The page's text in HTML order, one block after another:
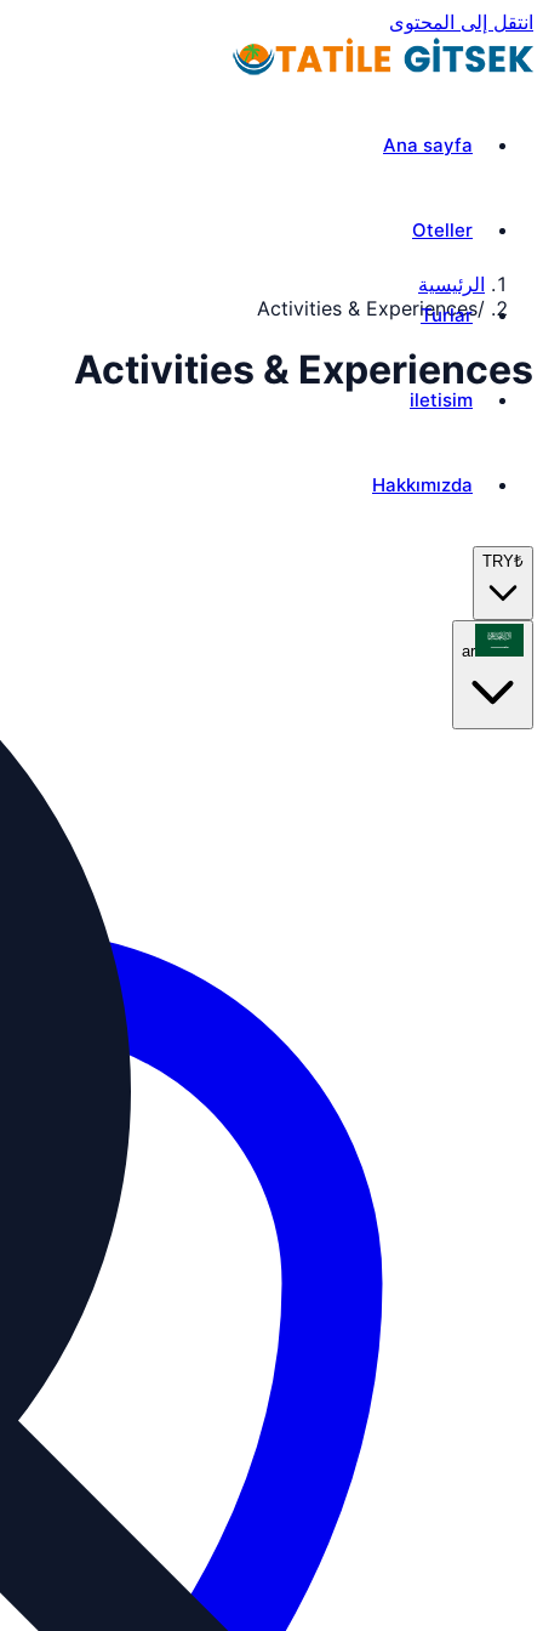
انتقل إلى المحتوى
Ana sayfa
Oteller
Turlar
iletisim
Hakkımızda
₺
TRY
ar
الرئيسية
/
Activities & Experiences
Activities & Experiences